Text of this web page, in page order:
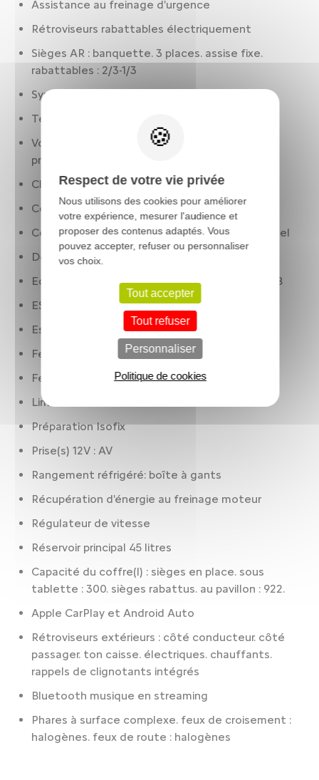
Assistance au freinage d'urgence
Rétroviseurs rabattables électriquement
Sièges AR : banquette. 3 places. assise fixe.
rabattables : 2/3-1/3
Synthèse/reconnaissance vocale
Température extérieure
Volant réglable en hauteur. réglable en
profondeur. multi-fonctions
Climatisation 1 zone
Condamnation centralisée à distance
Contrôle des phares: réglage en hauteur manuel
Détection panneaux signalisation
Ecran de divertissement: 7.0 " tactile. AV et 17.8
ESP
Essuie-glaces
Feux à LED
Feux de jour
Limiteur de vitesse
Préparation Isofix
Prise(s) 12V : AV
Rangement réfrigéré: boîte à gants
Récupération d'énergie au freinage moteur
Régulateur de vitesse
Réservoir principal 45 litres
Capacité du coffre(l) : sièges en place. sous
tablette : 300. sièges rabattus. au pavillon : 922.
Apple CarPlay et Android Auto
Rétroviseurs extérieurs : côté conducteur. côté
passager. ton caisse. électriques. chauffants.
rappels de clignotants intégrés
Bluetooth musique en streaming
Phares à surface complexe. feux de croisement :
halogènes. feux de route : halogènes
Respect de votre vie privée
Nous utilisons des cookies pour améliorer
votre expérience, mesurer l'audience et
proposer des contenus adaptés. Vous
pouvez accepter, refuser ou personnaliser
vos choix.
Tout accepter
Tout refuser
Personnaliser
Politique de cookies